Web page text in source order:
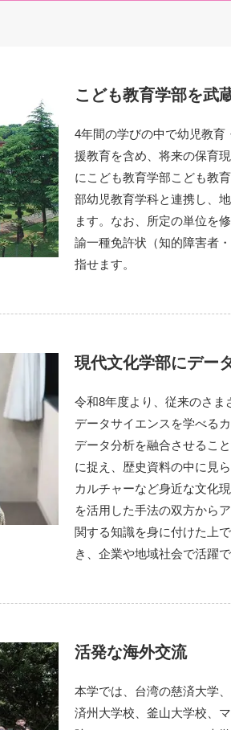
こども教育学部を武
4年間の学びの中で幼児教育
援教育を含め、将来の保育
にこども教育学部こども教
部幼児教育学科と連携し、
ます。なお、所定の単位を
諭一種免許状（知的障害者
指せます。
現代文化学部にデー
令和8年度より、従来のさま
データサイエンスを学べる
データ分析を融合させるこ
に捉え、歴史資料の中に見
カルチャーなど身近な文化
を活用した手法の双方から
関する知識を身に付けた上
き、企業や地域社会で活躍
活発な海外交流
本学では、台湾の慈済大学
済州大学校、釜山大学校、